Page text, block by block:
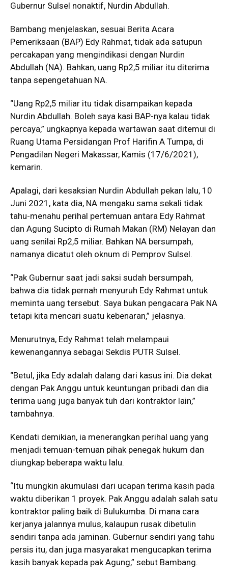
Gubernur Sulsel nonaktif, Nurdin Abdullah.
Bambang menjelaskan, sesuai Berita Acara
Pemeriksaan (BAP) Edy Rahmat, tidak ada satupun
percakapan yang mengindikasi dengan Nurdin
Abdullah (NA). Bahkan, uang Rp2,5 miliar itu diterima
tanpa sepengetahuan NA.
“Uang Rp2,5 miliar itu tidak disampaikan kepada
Nurdin Abdullah. Boleh saya kasi BAP-nya kalau tidak
percaya,” ungkapnya kepada wartawan saat ditemui di
Ruang Utama Persidangan Prof Harifin A Tumpa, di
Pengadilan Negeri Makassar, Kamis (17/6/2021),
kemarin.
Apalagi, dari kesaksian Nurdin Abdullah pekan lalu, 10
Juni 2021, kata dia, NA mengaku sama sekali tidak
tahu-menahu perihal pertemuan antara Edy Rahmat
dan Agung Sucipto di Rumah Makan (RM) Nelayan dan
uang senilai Rp2,5 miliar. Bahkan NA bersumpah,
namanya dicatut oleh oknum di Pemprov Sulsel.
“Pak Gubernur saat jadi saksi sudah bersumpah,
bahwa dia tidak pernah menyuruh Edy Rahmat untuk
meminta uang tersebut. Saya bukan pengacara Pak NA
tetapi kita mencari suatu kebenaran,” jelasnya.
Menurutnya, Edy Rahmat telah melampaui
kewenangannya sebagai Sekdis PUTR Sulsel.
“Betul, jika Edy adalah dalang dari kasus ini. Dia dekat
dengan Pak Anggu untuk keuntungan pribadi dan dia
terima uang juga banyak tuh dari kontraktor lain,”
tambahnya.
Kendati demikian, ia menerangkan perihal uang yang
menjadi temuan-temuan pihak penegak hukum dan
diungkap beberapa waktu lalu.
“Itu mungkin akumulasi dari ucapan terima kasih pada
waktu diberikan 1 proyek. Pak Anggu adalah salah satu
kontraktor paling baik di Bulukumba. Di mana cara
kerjanya jalannya mulus, kalaupun rusak dibetulin
sendiri tanpa ada jaminan. Gubernur sendiri yang tahu
persis itu, dan juga masyarakat mengucapkan terima
kasih banyak kepada pak Agung,” sebut Bambang.